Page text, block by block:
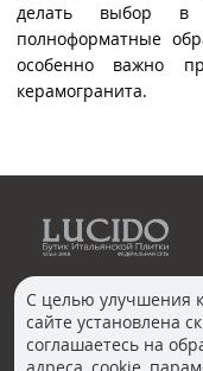
делать выбор в
полноформатные
особенно важно
керамогранита.
КОНТАКТЫ
С целью улучшения
сайте установлена
соглашаетесь на
адреса, cookie,